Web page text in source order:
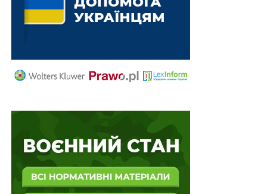
Штраф за порушення законодавства про
мобілізацію підвищать до 59 500 грн